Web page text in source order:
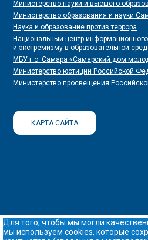
Министерство науки и высшего
Министерство образования и науки
Наука и образование против террора
Национальный центр
и экстремизму в образовательной
МБУ г.о. Самара «Самарский дом
Министерство юстиции Российской
Министерство просвещения
КАРТА САЙТА
Для того, чтобы мы могли
мы используем cookies, которые